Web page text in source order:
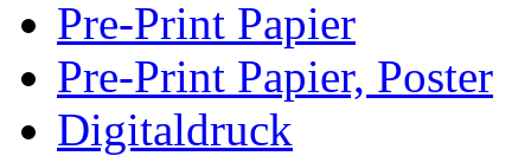
Pre-Print Papier
Pre-Print Papier, Poster
Digitaldruck